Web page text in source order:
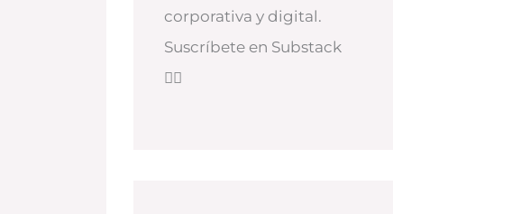
corporativa y digital.
Suscríbete en Substack
👇🏻